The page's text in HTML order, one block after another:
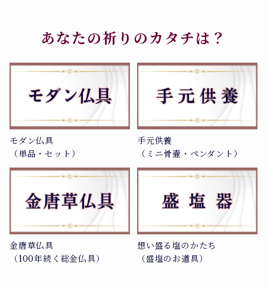
あなたの祈りのカタチは？
モダン仏具
（単品・セット）
手元供養
（ミニ骨壷・ペンダント）
金唐草仏具
（100年続く総金仏具）
想い盛る塩のかたち
（盛塩のお道具）